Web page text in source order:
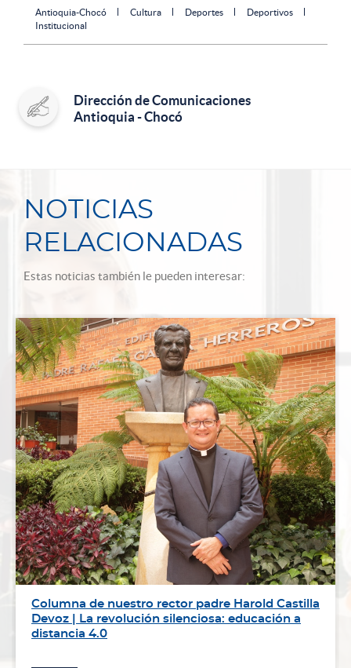
Antioquia-Chocó Cultura Deportes
Deportivos
Institucional
Dirección de Comunicaciones
Antioquia - Chocó
NOTICIAS
RELACIONADAS
Estas noticias también le pueden interesar:
Columna de nuestro rector padre Harold Castilla
Devoz | La revolución silenciosa: educación a
distancia 4.0